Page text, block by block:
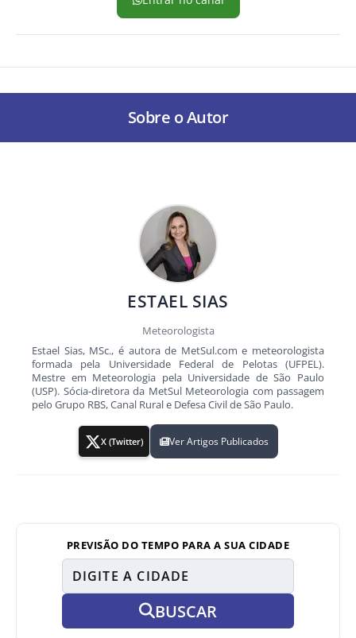
Sobre o Autor
ESTAEL SIAS
Meteorologista
Estael Sias, MSc., é autora de MetSul.com e meteorologista
formada pela Universidade Federal de Pelotas (UFPEL).
Mestre em Meteorologia pela Universidade de São Paulo
(USP). Sócia-diretora da MetSul Meteorologia com passagem
pelo Grupo RBS, Canal Rural e Defesa Civil de São Paulo.
X (Twitter) Ver Artigos Publicados
PREVISÃO DO TEMPO PARA A SUA CIDADE
BUSCAR